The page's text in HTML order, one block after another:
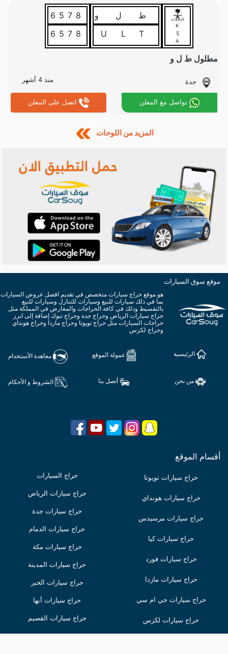
السعودية
K
S
A
ط ل و
TLU
6578
6578
مطلول ط ل و
جدة منذ 4 أشهر
المزيد من اللوحات
موقع سوق السيارات
هو موقع حراج سيارات متخصص في تقديم افضل عروض السيارات
بما في ذلك سيارات للبيع وسيارات للتنازل وسيارات للبيع
بالتقسيط وذلك في كافة الحراجات والمعارض في المملكة مثل
حراج سيارات الرياض وحراج جده وحراج تبوك إضافة إلى ابرز
حراجات السيارات مثل حراج تويوتا وحراج مازدا وحراج هونداي
وحراج لكزس
معاهدة الأستخدام الرئيسية
أتصل بنا من نحن
أقسام الموقع
حراج السيارات
حراج سيارات الرياض
حراج سيارات جدة
حراج سيارات الدمام
حراج سيارات مكة
حراج سيارات المدينة
حراج سيارات الخبر
حراج سيارات أبها
حراج سيارات القصيم
حراج سيارات تويوتا
حراج سيارات هونداي
حراج سيارات مرسيدس
حراج سيارات كيا
حراج سيارات فورد
حراج سيارات مازدا
حراج سيارات جي ام سي
حراج سيارات لكزس